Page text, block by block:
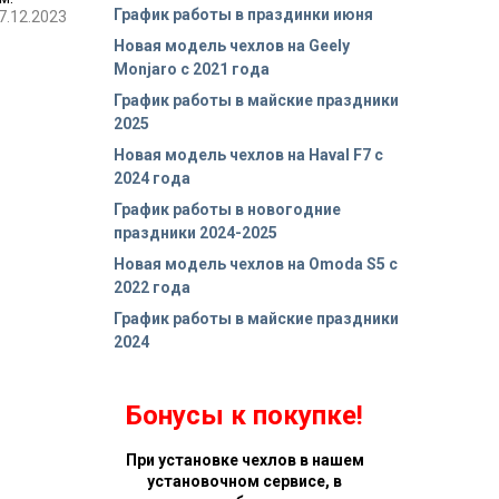
График работы в праздинки июня
Новая модель чехлов на Geely
Monjaro с 2021 года
График работы в майские праздники
2025
Новая модель чехлов на Haval F7 с
2024 года
График работы в новогодние
праздники 2024-2025
Новая модель чехлов на Omoda S5 с
2022 года
График работы в майские праздники
2024
Бонусы к покупке!
При установке чехлов в нашем
установочном сервисе, в